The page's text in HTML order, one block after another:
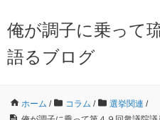
俺が調子に乗って
語るブログ
ホーム / コラム / 選挙関連 /